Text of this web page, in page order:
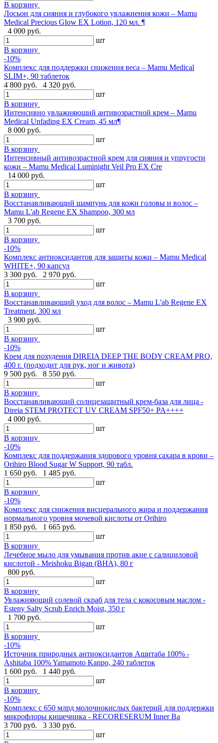
В корзину
Лосьон для сияния и глубокого увлажнения кожи – Mamu
Medical Precious Glow EX Lotion, 120 мл. ¶
4 000 руб.
шт
В корзину
-10%
Комплекс для поддержки снижения веса – Mamu Medical
SLIM+, 90 таблеток
4 800 руб.
4 320 руб.
шт
В корзину
Интенсивно увлажняющий антивозрастной крем – Mamu
Medical Unfading EX Cream, 45 мл¶
8 000 руб.
шт
В корзину
Интенсивный антивозрастной крем для сияния и упругости
кожи – Mamu Medical Luminight Veil Pro EX Cre
14 000 руб.
шт
В корзину
Восстанавливающий шампунь для кожи головы и волос –
Mamu L'ab Regene EX Shampoo, 300 мл
3 700 руб.
шт
В корзину
-10%
Комплекс антиоксидантов для защиты кожи – Mamu Medical
WHITE+, 90 капсул
3 300 руб.
2 970 руб.
шт
В корзину
Восстанавливающий уход для волос – Mamu L'ab Regene EX
Treatment, 300 мл
3 900 руб.
шт
В корзину
-10%
Крем для похудения DIREIA DEEP THE BODY CREAM PRO,
400 г. (подходит для рук, ног и живота)
9 500 руб.
8 550 руб.
шт
В корзину
Восстанавливающий солнцезащитный крем-база для лица -
Direia STEM PROTECT UV CREAM SPF50+ PA++++
4 000 руб.
шт
В корзину
-10%
Комплекс для поддержания здорового уровня сахара в крови –
Orihiro Blood Sugar W Support, 90 табл.
1 650 руб.
1 485 руб.
шт
В корзину
-10%
Комплекс для снижения висцерального жира и поддержания
нормального уровня мочевой кислоты от Orihiro
1 850 руб.
1 665 руб.
шт
В корзину
Лечебное мыло для умывания против акне с салициловой
кислотой - Meishoku Bigan (BHA), 80 г
800 руб.
шт
В корзину
Увлажняющий солевой скраб для тела с кокосовым маслом -
Esteny Salty Scrub Enrich Moist, 350 г
1 700 руб.
шт
В корзину
-10%
Источник природных антиоксидантов Ашитаба 100% -
Ashitaba 100% Yamamoto Kanpo, 240 таблеток
1 600 руб.
1 440 руб.
шт
В корзину
-10%
Комплекс с 650 млрд молочнокислых бактерий для поддержки
микрофлоры кишечника - RECORESERUM Inner Ba
3 700 руб.
3 330 руб.
шт